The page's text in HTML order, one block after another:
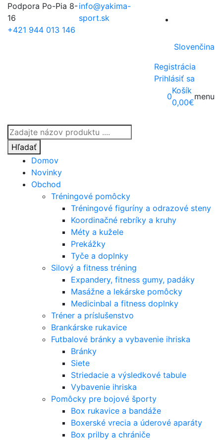
Podpora Po-Pia 8-
16
+421 944 013 146
info@yakima-
sport.sk
Slovenčina
Registrácia
Prihlásiť sa
Products
search
Hľadať
0
Košík
0,00€
menu
Domov
Novinky
Obchod
Tréningové pomôcky
Tréningové figuríny a odrazové steny
Koordinačné rebríky a kruhy
Méty a kužele
Prekážky
Tyče a doplnky
Silový a fitness tréning
Expandery, fitness gumy, padáky
Masážne a lekárske pomôcky
Medicinbal a fitness doplnky
Tréner a príslušenstvo
Brankárske rukavice
Futbalové bránky a vybavenie ihriska
Bránky
Siete
Striedacie a výsledkové tabule
Vybavenie ihriska
Pomôcky pre bojové športy
Box rukavice a bandáže
Boxerské vrecia a úderové aparáty
Box prilby a chrániče